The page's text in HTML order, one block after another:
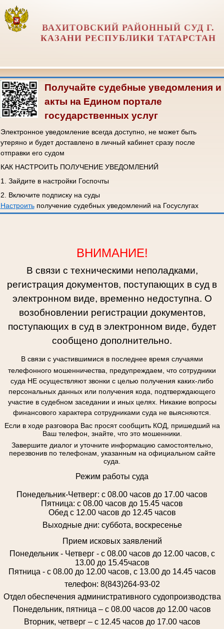
ВАХИТОВСКИЙ РАЙОННЫЙ СУД Г.
КАЗАНИ РЕСПУБЛИКИ ТАТАРСТАН
Получайте судебные уведомления и
акты на Едином портале
государственных услуг
Электронное уведомление всегда доступно, не может быть
утеряно и будет доставлено в личный кабинет сразу после
отправки его судом
КАК НАСТРОИТЬ ПОЛУЧЕНИЕ УВЕДОМЛЕНИЙ
1. Зайдите в настройки Госпочты
2. Включите подписку на суды
Настроитьполучение судебных уведомлений на Госуслугах
ВНИМАНИЕ!
В связи с техническими неполадками,
регистрация документов, поступающих в суд в
электронном виде, временно недоступна. О
возобновлении регистрации документов,
поступающих в суд в электронном виде, будет
сообщено дополнительно.
В связи с участившимися в последнее время случаями
телефонного мошенничества, предупреждаем, что сотрудники
суда НЕ осуществляют звонки с целью получения каких-либо
персональных данных или получения кода, подтверждающего
участие в судебном заседании и иных целях. Никакие вопросы
финансового характера сотрудниками суда не выясняются.
Если в ходе разговора Вас просят сообщить КОД, пришедший на
Ваш телефон, знайте, что это мошенники.
Завершите диалог и уточните информацию самостоятельно,
перезвонив по телефонам, указанным на официальном сайте
суда.
Режим работы суда
Понедельник-Четверг: с 08.00 часов до 17.00 часов
Пятница: с 08.00 часов до 15.45 часов
Обед с 12.00 часов до 12.45 часов
Выходные дни: суббота, воскресенье
Прием исковых заявлений
Понедельник - Четверг - с 08.00 часов до 12.00 часов, с
13.00 до 15.45часов
Пятница - с 08.00 до 12.00 часов, с 13.00 до 14.45 часов
телефон: 8(843)264-93-02
Отдел обеспечения административного судопроизводства
Понедельник, пятница – с 08.00 часов до 12.00 часов
Вторник, четверг – с 12.45 часов до 17.00 часов